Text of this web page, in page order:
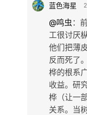
蓝色海星
@鸣虫 ：
工很讨厌
他们把薄
反而死了
桦的根系
收益。研
桦（让一
关系。当